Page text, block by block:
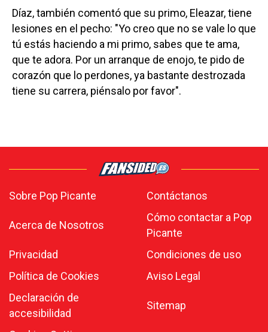
Díaz, también comentó que su primo, Eleazar, tiene
lesiones en el pecho: "Yo creo que no se vale lo que
tú estás haciendo a mi primo, sabes que te ama,
que te adora. Por un arranque de enojo, te pido de
corazón que lo perdones, ya bastante destrozada
tiene su carrera, piénsalo por favor".
Sobre Pop Picante Contáctanos
Acerca de Nosotros
Cómo contactar a Pop
Picante
Privacidad
Condiciones de uso
Política de Cookies
Aviso Legal
Declaración de
accesibilidad
Sitemap